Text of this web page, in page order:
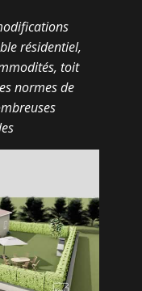
résidentiel,
toit
normes de